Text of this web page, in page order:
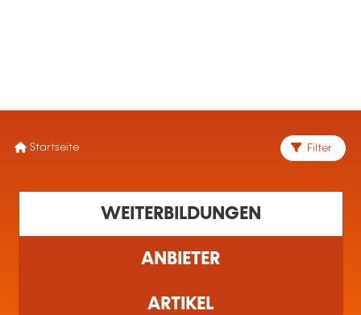
Startseite Filter
WEITERBILDUNGEN
ANBIETER
ARTIKEL